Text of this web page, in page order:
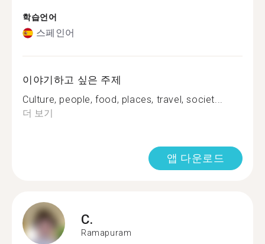
학습언어
스페인어
이야기하고 싶은 주제
Culture, people, food, places, travel, societ...
더 보기
앱 다운로드
C.
Ramapuram